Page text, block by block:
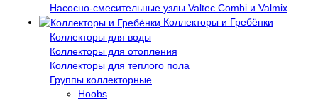
Насосно-смесительные узлы Valtec Combi и Valmix
Коллекторы и Гребёнки
Коллекторы для воды
Коллекторы для отопления
Коллекторы для теплого пола
Группы коллекторные
Hoobs